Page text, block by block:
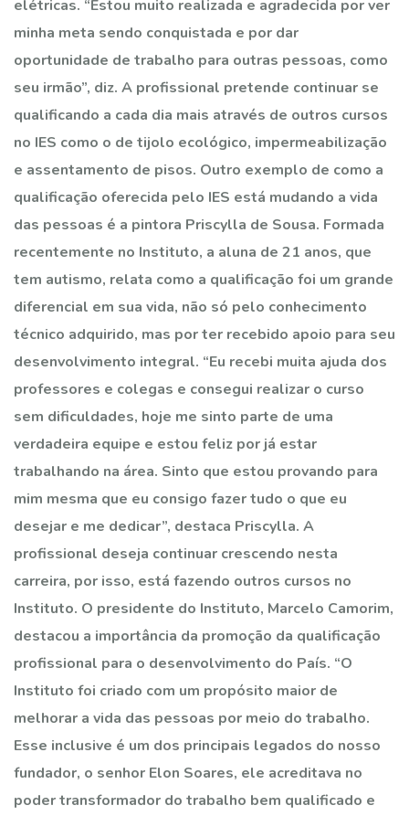
elétricas. “Estou muito realizada e agradecida por ver
minha meta sendo conquistada e por dar
oportunidade de trabalho para outras pessoas, como
seu irmão”, diz. A profissional pretende continuar se
qualificando a cada dia mais através de outros cursos
no IES como o de tijolo ecológico, impermeabilização
e assentamento de pisos. Outro exemplo de como a
qualificação oferecida pelo IES está mudando a vida
das pessoas é a pintora Priscylla de Sousa. Formada
recentemente no Instituto, a aluna de 21 anos, que
tem autismo, relata como a qualificação foi um grande
diferencial em sua vida, não só pelo conhecimento
técnico adquirido, mas por ter recebido apoio para seu
desenvolvimento integral. “Eu recebi muita ajuda dos
professores e colegas e consegui realizar o curso
sem dificuldades, hoje me sinto parte de uma
verdadeira equipe e estou feliz por já estar
trabalhando na área. Sinto que estou provando para
mim mesma que eu consigo fazer tudo o que eu
desejar e me dedicar”, destaca Priscylla. A
profissional deseja continuar crescendo nesta
carreira, por isso, está fazendo outros cursos no
Instituto. O presidente do Instituto, Marcelo Camorim,
destacou a importância da promoção da qualificação
profissional para o desenvolvimento do País. “O
Instituto foi criado com um propósito maior de
melhorar a vida das pessoas por meio do trabalho.
Esse inclusive é um dos principais legados do nosso
fundador, o senhor Elon Soares, ele acreditava no
poder transformador do trabalho bem qualificado e